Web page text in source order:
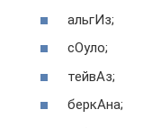
альгИз;
сОуло;
тейвАз;
беркАна;